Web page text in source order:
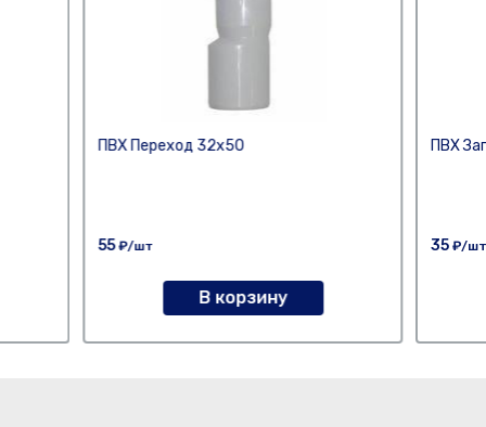
ПВХ Переход 32х50
55₽/шт
В корзину
ПВХ
35 ₽/